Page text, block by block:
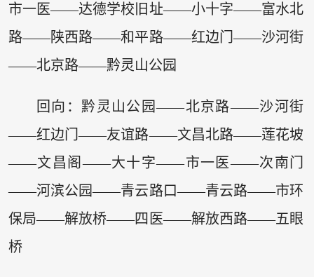
市一医——达德学校旧址——小十字——富水北
路——陕西路——和平路——红边门——沙河街
——北京路——黔灵山公园
回向：黔灵山公园——北京路——沙河街
——红边门——友谊路——文昌北路——莲花坡
——文昌阁——大十字——市一医——次南门
——河滨公园——青云路口——青云路——市环
保局——解放桥——四医——解放西路——五眼
桥